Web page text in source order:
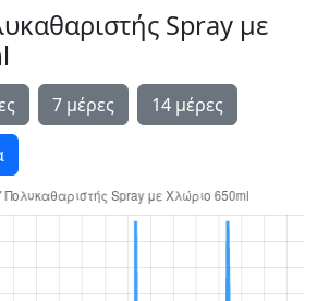
Spray με
7 μέρες 14 μέρες